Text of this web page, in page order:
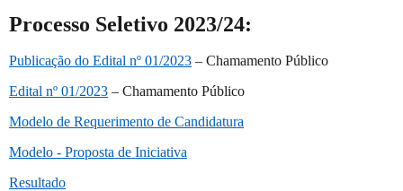
Processo Seletivo 2023/24:
Publicação do Edital nº 01/2023 – Chamamento Público
Edital nº 01/2023 – Chamamento Público
Modelo de Requerimento de Candidatura
Modelo - Proposta de Iniciativa
Resultado